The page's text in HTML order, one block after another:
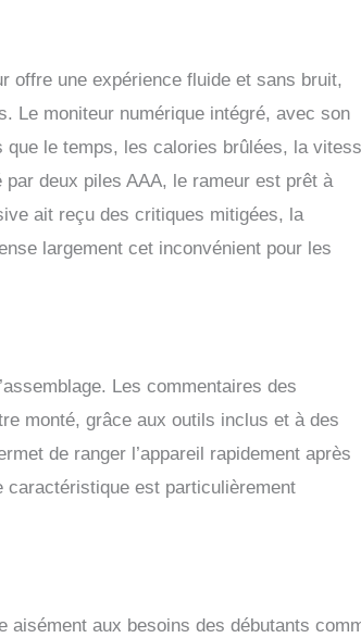
endurance et est idéal pour brûler les
et augmenter le tonus musculaire.
peu encombrante : l'appareil est livré
peut être entièrement installé en seulement
verticale permet d'économiser de l'espace
ce qui la rend parfaite pour un usage
offre une expérience fluide et sans bruit,
Le moniteur numérique intégré, avec son
le temps, les calories brûlées, la
deux piles AAA, le rameur est prêt à
ait reçu des critiques mitigées, la
largement cet inconvénient pour les
Les commentaires des
monté, grâce aux outils inclus et à des
de ranger l’appareil rapidement après
caractéristique est particulièrement
aisément aux besoins des débutants